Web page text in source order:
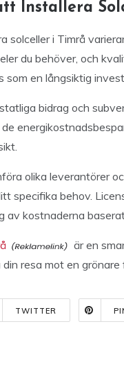
Installera
solceller i Timrå
du behöver, och
som en långsiktig
bidrag och
olika leverantörer
specifika behov.
av kostnaderna
är en
resa mot en grönare
TWITTER